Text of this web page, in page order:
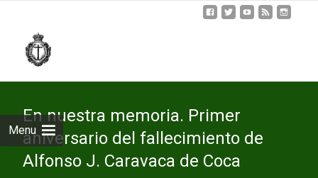
Menu
En nuestra memoria. Primer
aniversario del fallecimiento de
Alfonso J. Caravaca de Coca